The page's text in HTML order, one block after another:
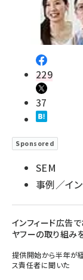
229
37
Sponsored
SEM
事例／イ
インフィード広告
ヤフーの取り組み
提供開始から半年が
ス責任者に聞いた